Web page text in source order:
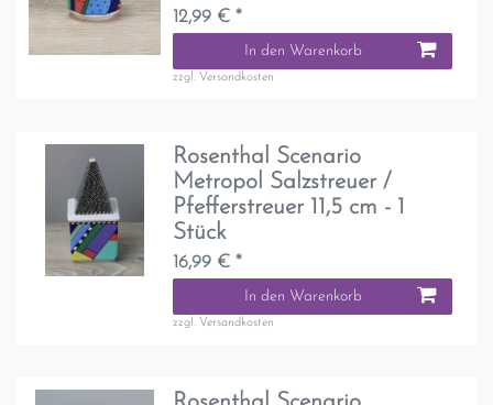
12,99 € *
In den Warenkorb
zzgl. Versandkosten
Rosenthal Scenario
Metropol Salzstreuer /
Pfefferstreuer 11,5 cm - 1
Stück
16,99 € *
In den Warenkorb
zzgl. Versandkosten